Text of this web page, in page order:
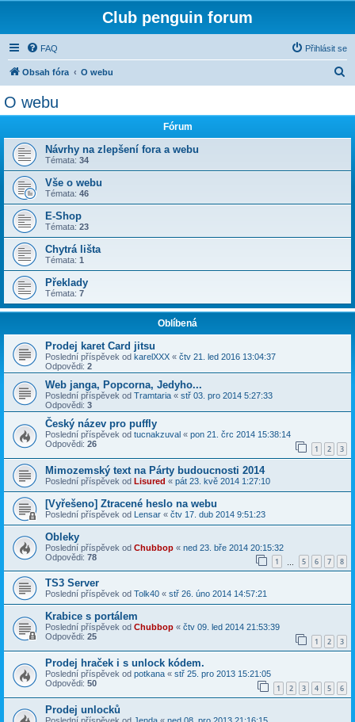
Club penguin forum
FAQ Přihlásit se
Obsah fóra O webu
O webu
Fórum
Návrhy na zlepšení fora a webu
Témata: 34
Vše o webu
Témata: 46
E-Shop
Témata: 23
Chytrá lišta
Témata: 1
Překlady
Témata: 7
Oblíbená
Prodej karet Card jitsu
Poslední příspěvek od karelXXX « čtv 21. led 2016 13:04:37
Odpovědi: 2
Web janga, Popcorna, Jedyho...
Poslední příspěvek od Tramtaria « stř 03. pro 2014 5:27:33
Odpovědi: 3
Český název pro puffly
Poslední příspěvek od tucnakzuval « pon 21. črc 2014 15:38:14
Odpovědi: 26 1 2 3
Mimozemský text na Párty budoucnosti 2014
Poslední příspěvek od Lisured « pát 23. kvě 2014 1:27:10
[Vyřešeno] Ztracené heslo na webu
Poslední příspěvek od Lensar « čtv 17. dub 2014 9:51:23
Obleky
Poslední příspěvek od Chubbop « ned 23. bře 2014 20:15:32
Odpovědi: 78 1 5 6 7 8
TS3 Server
Poslední příspěvek od Tolk40 « stř 26. úno 2014 14:57:21
Krabice s portálem
Poslední příspěvek od Chubbop « čtv 09. led 2014 21:53:39
Odpovědi: 25 1 2 3
Prodej hraček i s unlock kódem.
Poslední příspěvek od potkana « stř 25. pro 2013 15:21:05
Odpovědi: 50 1 2 3 4 5 6
Prodej unlocků
Poslední příspěvek od Jenda « ned 08. pro 2013 21:16:15